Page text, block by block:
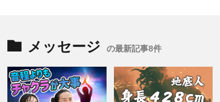
メッセージ の最新記事8件